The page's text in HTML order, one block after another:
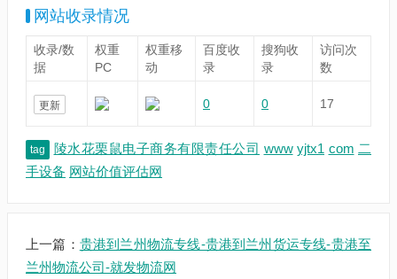
网站收录情况
收录/数
据
权重
PC
权重移
动
百度收
录
搜狗收
录
访问次
数
更新 0 0 17
tag 陵水花栗鼠电子商务有限责任公司 www yjtx1 com 二
手设备 网站价值评估网
上一篇： 贵港到兰州物流专线-贵港到兰州货运专线-贵港至
兰州物流公司-就发物流网